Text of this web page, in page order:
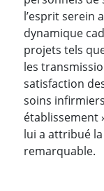
l’esprit serein
dynamique
projets tels
les
satisfaction
soins
établissement
lui a attribué
remarquable.